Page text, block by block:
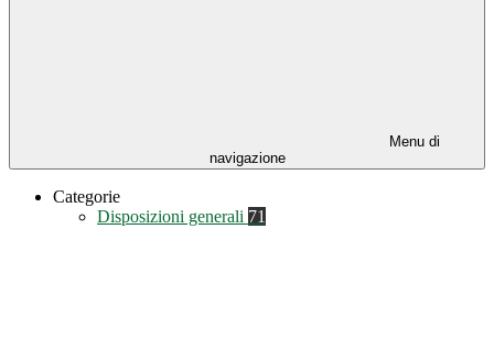
Menu di
navigazione
Categorie
Disposizioni generali 71